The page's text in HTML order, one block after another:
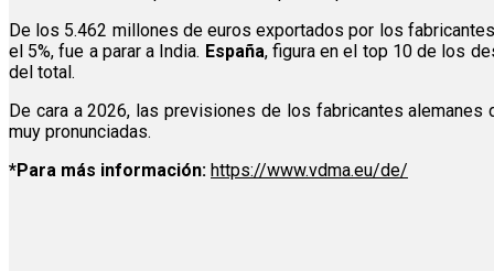
De los 5.462 millones de euros exportados por los
el 5%, fue a parar a India. España, figura en el top 10 de los
del total.
De cara a 2026, las previsiones de los fabricantes
muy pronunciadas.
*Para más información: https://www.vdma.eu/de/